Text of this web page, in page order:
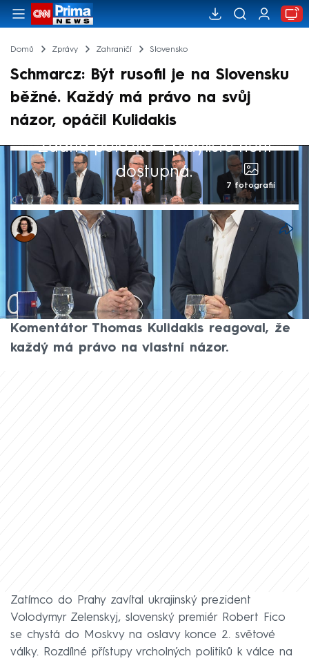
Domů Zprávy Zahraničí Slovensko
Schmarcz: Být rusofil je na Slovensku
běžné. Každý má právo na svůj
názor, opáčil Kulidakis
Žádná položka z playlistu není
dostupná.
7 fotografií
Dominika Fuchsová
5. kvě 2025, 17:15
Na Slovensku je naprosto běžné být
rusofilem. Ve vysílání CNN Prima NEWS to
řekl komentátor Martin Schmarcz.
Komentátor Thomas Kulidakis reagoval, že
každý má právo na vlastní názor.
Zatímco do Prahy zavítal ukrajinský prezident
Volodymyr Zelenskyj, slovenský premiér Robert Fico
se chystá do Moskvy na oslavy konce 2. světové
války. Rozdílné přístupy vrcholných politiků k válce na